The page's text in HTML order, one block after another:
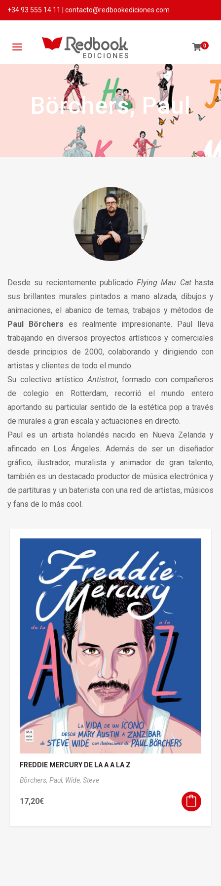
+34 93 555 14 11 contacto@redbookediciones.com
0
Börchers, Paul
Desde su recientemente publicadoFlying Mau Cathasta
sus brillantes murales pintados a mano alzada, dibujos y
animaciones, el abanico de temas, trabajos y métodos de
Paul Börchers es realmente impresionante. Paul lleva
trabajando en diversos proyectos artísticos y comerciales
desde principios de 2000, colaborando y dirigiendo con
artistas y clientes de todo el mundo.
Su colectivo artísticoAntistrot, formado con compañeros
de colegio en Rotterdam, recorrió el mundo entero
aportando su particular sentido de la estética pop a través
de murales a gran escala y actuaciones en directo.
Paul es un artista holandés nacido en Nueva Zelanda y
afincado en Los Ángeles. Además de ser un diseñador
gráfico, ilustrador, muralista y animador de gran talento,
también es un destacado productor de música electrónica y
de partituras y un baterista con una red de artistas, músicos
y fans de lo más cool.
FREDDIE MERCURY DE LA A A LA Z
Börchers, Paul, Wide, Steve
17,20€